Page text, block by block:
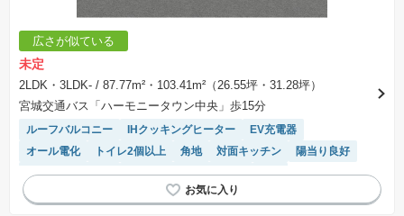
広さが似ている
未定
2LDK・3LDK- / 87.77m²・103.41m²（26.55坪・31.28坪）
宮城交通バス「ハーモニータウン中央」歩15分
ルーフバルコニー IHクッキングヒーター
EV充電器
オール電化
トイレ2個以上 角地 対面キッチン
陽当り良好
システムキッチン
接面道路の幅が６m以上
WIC
モニター付きインターホン